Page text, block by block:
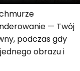
— Twój
podczas gdy
obrazu i